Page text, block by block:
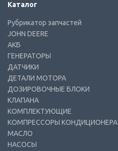
Каталог
Рубрикатор запчастей
JOHN DEERE
АКБ
ГЕНЕРАТОРЫ
ДАТЧИКИ
ДЕТАЛИ МОТОРА
ДОЗИРОВОЧНЫЕ БЛОКИ
КЛАПАНА
КОМПЛЕКТУЮЩИЕ
КОМПРЕССОРЫ КОНДИЦИОНЕРА
МАСЛО
НАСОСЫ